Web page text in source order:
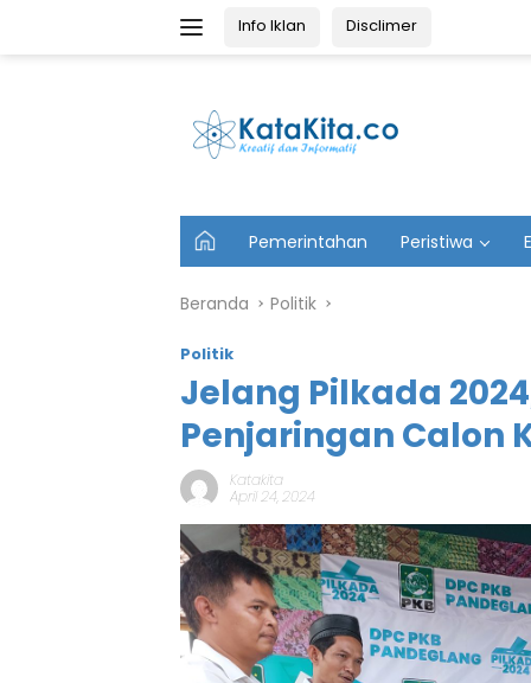
Info Iklan Disclimer
U
t
m
Pemerintahan Peristiwa
Beranda Politik
Politik
Jelang Pilkada
Penjaringan Calon
Katakita
April 24, 2024